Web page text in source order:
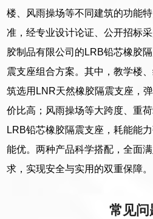
楼、风雨操场等不同建筑的功能
准，经专业设计论证、公开招标
胶制品有限公司的LRB铅芯橡胶
震支座组合方案。其中，教学楼
筑选用LNR天然橡胶隔震支座，
价比高；风雨操场等大跨度、重
LRB铅芯橡胶隔震支座，耗能能
能优。两种产品科学搭配，全面
求，实现安全与实用的双重保障。
常见问